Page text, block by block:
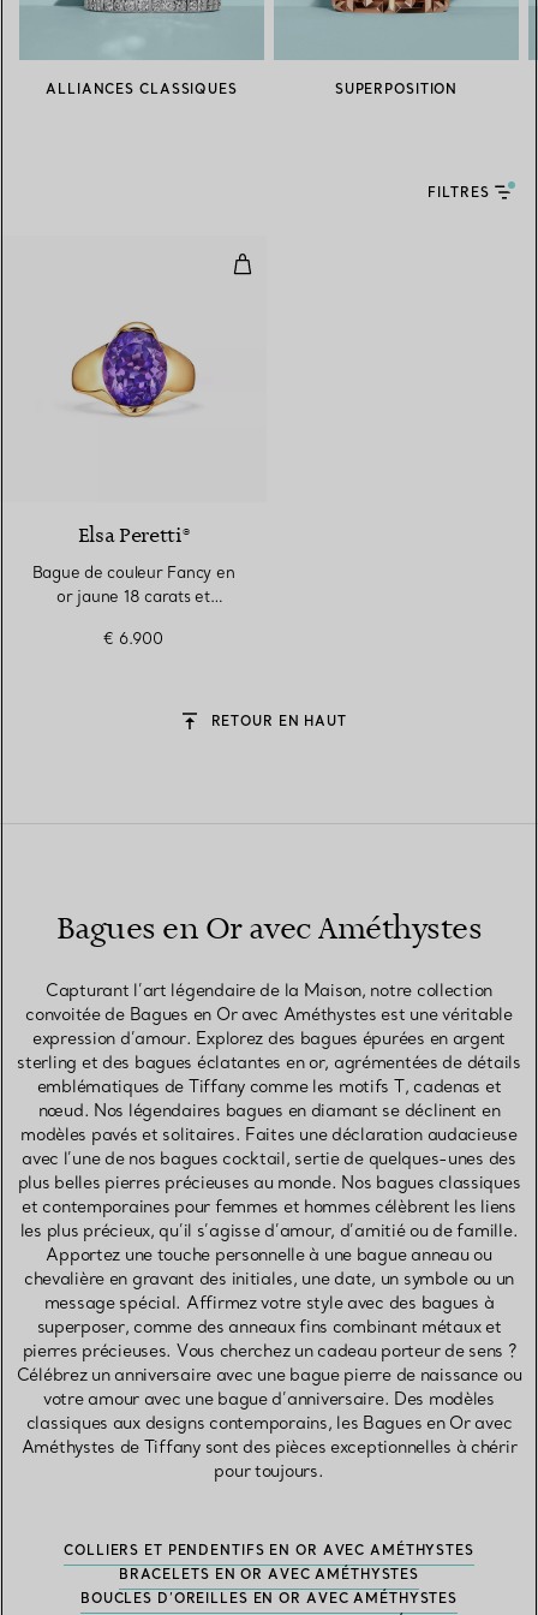
ALLIANCES CLASSIQUES SUPERPOSITION
FILTRES
Bague de couleur Fancy en or
Elsa Peretti®
Bague de couleur Fancy en
or jaune 18 carats et
€ 6.900
RETOUR EN HAUT
Bagues en Or avec Améthystes
Capturant l’art légendaire de la Maison, notre collection
convoitée de Bagues en Or avec Améthystes est une véritable
expression d’amour. Explorez des bagues épurées en argent
sterling et des bagues éclatantes en or, agrémentées de détails
emblématiques de Tiffany comme les motifs T, cadenas et
nœud. Nos légendaires bagues en diamant se déclinent en
modèles pavés et solitaires. Faites une déclaration audacieuse
avec l’une de nos bagues cocktail, sertie de quelques-unes des
plus belles pierres précieuses au monde. Nos bagues classiques
et contemporaines pour femmes et hommes célèbrent les liens
les plus précieux, qu’il s’agisse d’amour, d’amitié ou de famille.
Apportez une touche personnelle à une bague anneau ou
chevalière en gravant des initiales, une date, un symbole ou un
message spécial. Affirmez votre style avec des bagues à
superposer, comme des anneaux fins combinant métaux et
pierres précieuses. Vous cherchez un cadeau porteur de sens ?
Célébrez un anniversaire avec une bague pierre de naissance ou
votre amour avec une bague d’anniversaire. Des modèles
classiques aux designs contemporains, les Bagues en Or avec
Améthystes de Tiffany sont des pièces exceptionnelles à chérir
pour toujours.
COLLIERS ET PENDENTIFS EN OR AVEC AMÉTHYSTES
BRACELETS EN OR AVEC AMÉTHYSTES
BOUCLES D’OREILLES EN OR AVEC AMÉTHYSTES